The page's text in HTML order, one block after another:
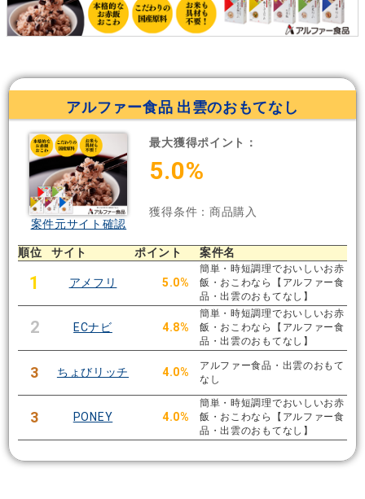
アルファー食品 出雲のおもてなし
案件元サイト確認
最大獲得ポイント：
5.0%
獲得条件：商品購入
順位 サイト ポイント 案件名
1 アメフリ 5.0%
簡単・時短調理でおいしいお赤
飯・おこわなら【アルファー食
品・出雲のおもてなし】
2 ECナビ 4.8%
簡単・時短調理でおいしいお赤
飯・おこわなら【アルファー食
品・出雲のおもてなし】
3 ちょびリッチ 4.0%
アルファー食品・出雲のおもて
なし
3 PONEY 4.0%
簡単・時短調理でおいしいお赤
飯・おこわなら【アルファー食
品・出雲のおもてなし】